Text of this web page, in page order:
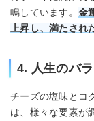
鳴しています。 金
上昇し、満たされ
4. 人生のバ
チーズの塩味とコ
は、様々な要素が